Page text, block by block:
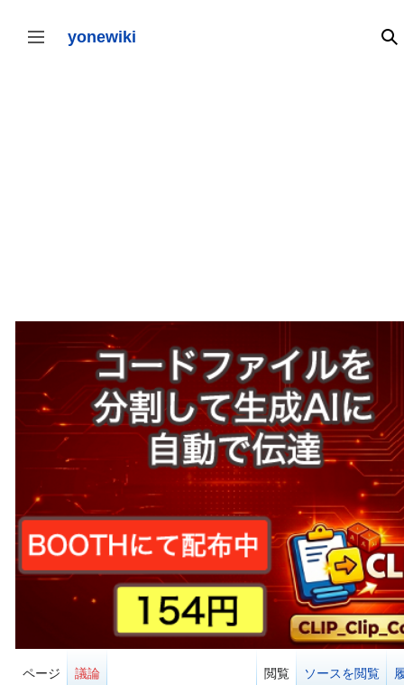
テ
サイドバーの切り替え yonewiki 検
ページ 議論 閲覧 ソースを閲覧